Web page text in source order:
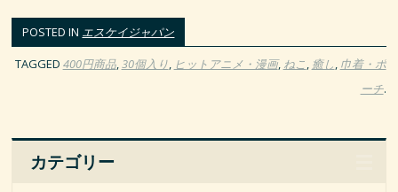
POSTED IN エスケイジャパン
TAGGED 400円商品,30個入り, ヒットアニメ・漫画, ねこ, 癒し, 巾着・ポ
ーチ.
カテゴリー